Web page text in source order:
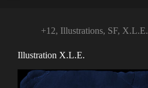
+12, Illustrations, SF, X.L.E.
Illustration X.L.E.